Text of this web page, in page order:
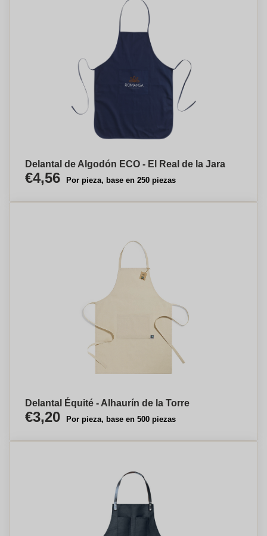
Delantal de Algodón ECO - El Real de la Jara
€4,56 Por pieza, base en 250 piezas
Delantal Équité - Alhaurín de la Torre
€3,20 Por pieza, base en 500 piezas